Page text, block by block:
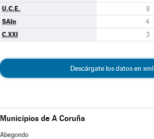
U.C.E. 8
SAIn 4
C.XXI 3
Descárgate los datos en xml
Municipios de A Coruña
Abegondo